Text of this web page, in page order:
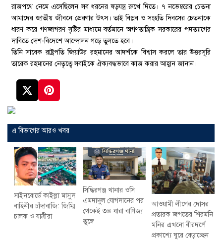
রাজপথে নেমে এসেছিলেন সব ধরনের ষড়যন্ত্র রুখে দিতে। ৭ নভেম্বরের চেতনা
আমাদের জাতীয় জীবনে প্রেরণার উৎস। তাই বিপ্লব ও সংহতি দিবসের চেতনাকে
ধারণ করে গণজাগরণ সৃষ্টির মাধ্যমে বর্তমানে অগণতান্ত্রিক সরকারের পদত্যাগের
দাবিতে দেশ-বিদেশে আন্দোলন গড়ে তুলতে হবে।
তিনি সাবেক রাষ্ট্রপতি জিয়াউর রহমানের আদর্শকে বিশ্বাস করলে তার উত্তরসূরি
তারেক রহমানের নেতৃত্বে সবাইকে ঐক্যবদ্ধভাবে কাজ করার আহ্বান জানান।
এ বিভাগের আরও খবর
সাইনবোর্ডে কাইল্লা মাসুদ
বাহিনীর চাঁদাবাজি: জিম্মি
চালক ও যাত্রীরা
সিদ্ধিরগঞ্জ থানার ওসি
এমদাদুল যোগদানের পর
থেকেই ৩৪ ধারা বাণিজ্য
তুঙ্গে
আওয়ামী লীগের দোসর
প্রতারক জগতের শিরমনি
মনির এখনো বীরদর্পে
প্রকাশ্যে ঘুরে বেড়াচ্ছেন